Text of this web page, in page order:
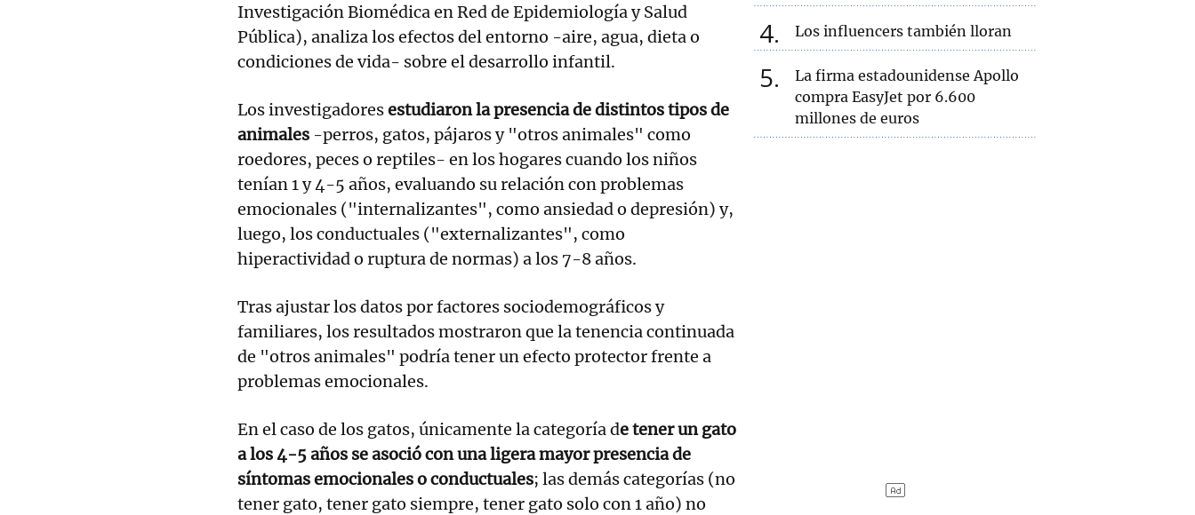
Investigación Biomédica en Red de Epidemiología y Salud
Pública), analiza los efectos del entorno -aire, agua, dieta o
condiciones de vida- sobre el desarrollo infantil.
Los investigadoresestudiaron la presencia de distintos tipos de
animales -perros, gatos, pájaros y "otros animales" como
roedores, peces o reptiles- en los hogares cuando los niños
tenían 1 y 4-5 años, evaluando su relación con problemas
emocionales ("internalizantes", como ansiedad o depresión) y,
luego, los conductuales ("externalizantes", como
hiperactividad o ruptura de normas) a los 7-8 años.
Tras ajustar los datos por factores sociodemográficos y
familiares, los resultados mostraron que la tenencia continuada
de "otros animales" podría tener un efecto protector frente a
problemas emocionales.
En el caso de los gatos, únicamente la categoría de tener un gato
a los 4-5 años se asoció con una ligera mayor presencia de
síntomas emocionales o conductuales; las demás categorías (no
tener gato, tener gato siempre, tener gato solo con 1 año) no
4 Los influencers también lloran
5
La firma estadounidense Apollo
compra EasyJet por 6.600
millones de euros